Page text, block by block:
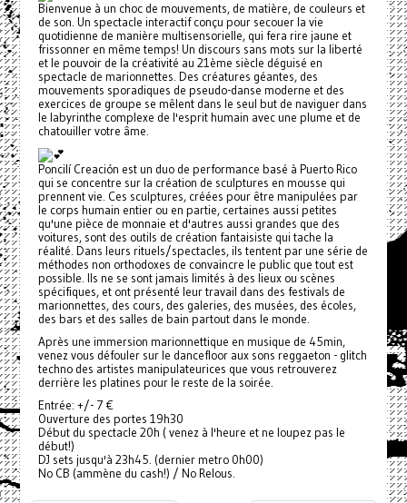
Bienvenue à un choc de mouvements, de matière, de couleurs et
de son. Un spectacle interactif conçu pour secouer la vie
quotidienne de manière multisensorielle, qui fera rire jaune et
frissonner en même temps! Un discours sans mots sur la liberté
et le pouvoir de la créativité au 21ème siècle déguisé en
spectacle de marionnettes. Des créatures géantes, des
mouvements sporadiques de pseudo-danse moderne et des
exercices de groupe se mêlent dans le seul but de naviguer dans
le labyrinthe complexe de l'esprit humain avec une plume et de
chatouiller votre âme.
Poncilí Creación est un duo de performance basé à Puerto Rico
qui se concentre sur la création de sculptures en mousse qui
prennent vie. Ces sculptures, créées pour être manipulées par
le corps humain entier ou en partie, certaines aussi petites
qu'une pièce de monnaie et d'autres aussi grandes que des
voitures, sont des outils de création fantaisiste qui tache la
réalité. Dans leurs rituels/spectacles, ils tentent par une série de
méthodes non orthodoxes de convaincre le public que tout est
possible. Ils ne se sont jamais limités à des lieux ou scènes
spécifiques, et ont présenté leur travail dans des festivals de
marionnettes, des cours, des galeries, des musées, des écoles,
des bars et des salles de bain partout dans le monde.
Après une immersion marionnettique en musique de 45min,
venez vous défouler sur le dancefloor aux sons reggaeton - glitch
techno des artistes manipulateurices que vous retrouverez
derrière les platines pour le reste de la soirée.
Entrée: +/- 7 €
Ouverture des portes 19h30
Début du spectacle 20h ( venez à l'heure et ne loupez pas le
début!)
DJ sets jusqu'à 23h45. (dernier metro 0h00)
No CB (ammène du cash!) / No Relous.